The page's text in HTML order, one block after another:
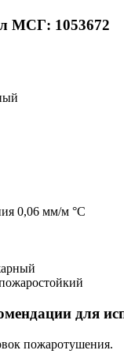
МСГ: 1053672
0,06 мм/м °С
для
пожаротушения.